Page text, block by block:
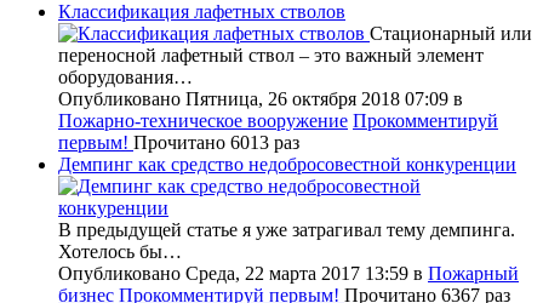
Классификация лафетных стволов
Стационарный или
переносной лафетный ствол – это важный элемент
оборудования…
Опубликовано Пятница, 26 октября 2018 07:09 в
Пожарно-техническое вооружение Прокомментируй
первым! Прочитано 6013 раз
Демпинг как средство недобросовестной конкуренции
В предыдущей статье я уже затрагивал тему демпинга.
Хотелось бы…
Опубликовано Среда, 22 марта 2017 13:59 в Пожарный
бизнес Прокомментируй первым! Прочитано 6367 раз